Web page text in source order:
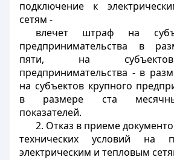
подключение к
сетям -
влечет штраф на
предпринимательства в
пяти, на
предпринимательства - в
на субъектов крупного
в размере ста
показателей.
2. Отказ в приеме
технических условий на
электрическим и тепловым